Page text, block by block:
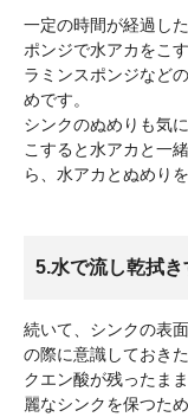
一定の時間が経過し
ポンジで水アカをこ
ラミンスポンジなど
めです。
シンクのぬめりも気
こすると水アカと一
ら、水アカとぬめり
5.水で流し乾拭き
続いて、シンクの表
の際に意識しておき
クエン酸が残ったま
麗なシンクを保つた